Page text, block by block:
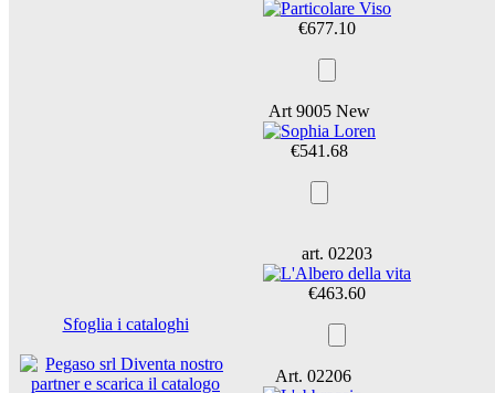
Sfoglia i cataloghi
€677.10
Art 9005 New
€541.68
art. 02203
€463.60
Art. 02206